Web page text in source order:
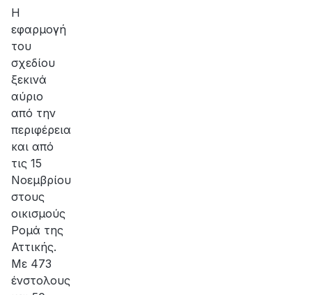
Η
εφαρμογή
του
σχεδίου
ξεκινά
αύριο
από την
περιφέρεια
και από
τις 15
Νοεμβρίου
στους
οικισμούς
Ρομά της
Αττικής.
Με 473
ένστολους